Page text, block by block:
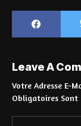
Leave A
Votre Adresse E-
Obligatoires Sont